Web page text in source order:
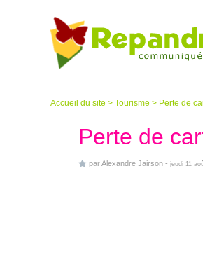
Accueil du site > Tourisme > Perte de
Perte de
parAlexandre Jairson - jeudi 11